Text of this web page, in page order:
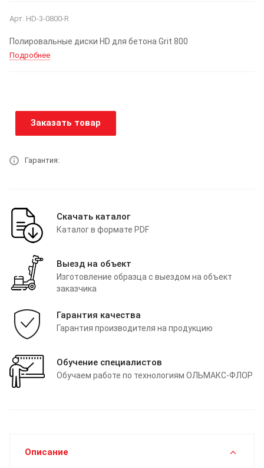
Арт. HD-3-0800-R
Полировальные диски HD для бетона Grit 800
Подробнее
Заказать товар
Гарантия:
Скачать каталог
Каталог в формате PDF
Выезд на объект
Изготовление образца с выездом на объект
заказчика
Гарантия качества
Гарантия производителя на продукцию
Обучение специалистов
Обучаем работе по технологиям ОЛЬМАКС-ФЛОР
Описание